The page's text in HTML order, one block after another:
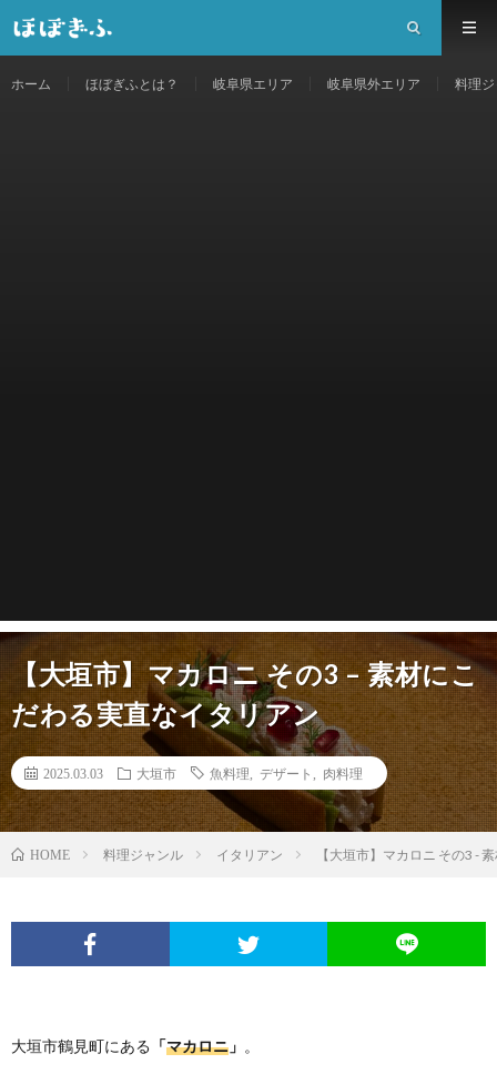
ホーム ほぼぎふとは？ 岐阜県エリア 岐阜県外エリア 料理
【大垣市】マカロニ その3 – 素材にこ
だわる実直なイタリアン
2025.03.03 大垣市 魚料理 デザート 肉料理
HOME 料理ジャンル イタリアン 【大垣市】マカロニ その3 -
大垣市鶴見町にある 「マカロニ 」 。